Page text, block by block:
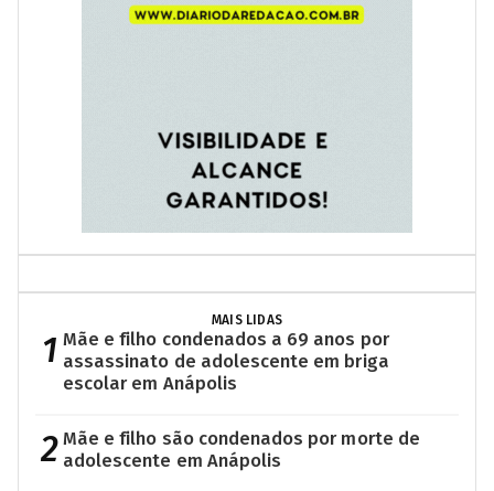
MAIS LIDAS
1 Mãe e filho condenados a 69 anos por
assassinato de adolescente em briga
escolar em Anápolis
2 Mãe e filho são condenados por morte de
adolescente em Anápolis